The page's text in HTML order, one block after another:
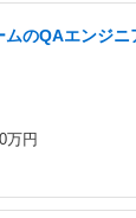
のQAエンジニ
万円